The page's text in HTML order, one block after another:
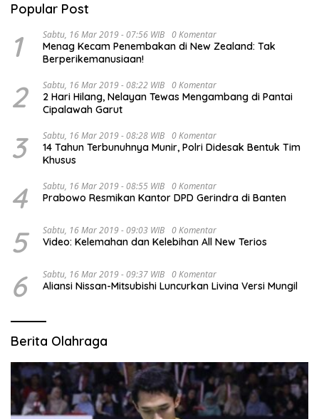
Popular Post
1 Sabtu, 16 Mar 2019 - 07:56 WIB 0 Komentar
Menag Kecam Penembakan di New Zealand: Tak
Berperikemanusiaan!
2 Sabtu, 16 Mar 2019 - 08:22 WIB 0 Komentar
2 Hari Hilang, Nelayan Tewas Mengambang di Pantai
Cipalawah Garut
3 Sabtu, 16 Mar 2019 - 08:28 WIB 0 Komentar
14 Tahun Terbunuhnya Munir, Polri Didesak Bentuk Tim
Khusus
4 Sabtu, 16 Mar 2019 - 08:55 WIB 0 Komentar
Prabowo Resmikan Kantor DPD Gerindra di Banten
5 Sabtu, 16 Mar 2019 - 09:03 WIB 0 Komentar
Video: Kelemahan dan Kelebihan All New Terios
6 Sabtu, 16 Mar 2019 - 09:37 WIB 0 Komentar
Aliansi Nissan-Mitsubishi Luncurkan Livina Versi Mungil
Berita Olahraga